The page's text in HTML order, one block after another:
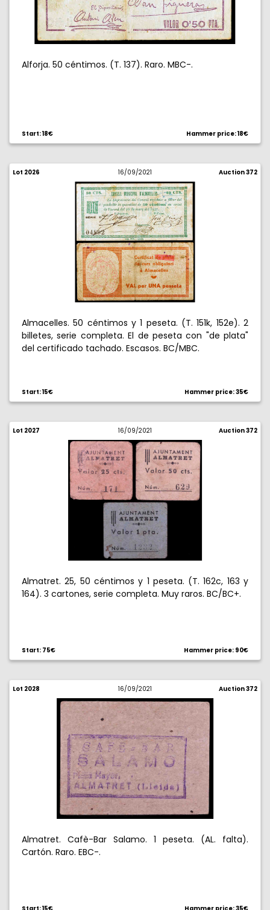
Alforja. 50 céntimos. (T. 137). Raro. MBC-.
Start: 18€ Hammer price: 18€
Lot 2026 16/09/2021 Auction 372
Almacelles. 50 céntimos y 1 peseta. (T. 151k, 152e). 2
billetes, serie completa. El de peseta con "de plata"
del certificado tachado. Escasos. BC/MBC.
Start: 15€ Hammer price: 35€
Lot 2027 16/09/2021 Auction 372
Almatret. 25, 50 céntimos y 1 peseta. (T. 162c, 163 y
164). 3 cartones, serie completa. Muy raros. BC/BC+.
Start: 75€ Hammer price: 90€
Lot 2028 16/09/2021 Auction 372
Almatret. Cafè-Bar Salamo. 1 peseta. (AL. falta).
Cartón. Raro. EBC-.